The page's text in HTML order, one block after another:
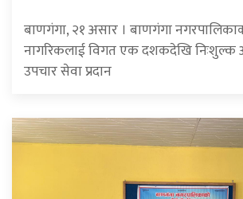
बाणगंगा, २१ असार । बाणगंगा
नागरिकलाई विगत एक दशकदेखि निःशुल्क
उपचार सेवा प्रदान